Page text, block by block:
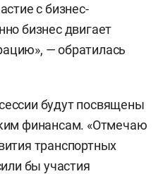
с бизнес-
бизнес двигает
— обратилась
будут посвящены
финансам. «Отмечаю
транспортных
бы участия